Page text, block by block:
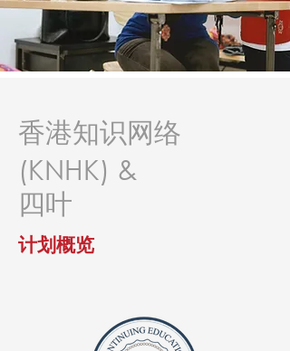
香港知识网络
(KNHK) &
四叶
计划概览